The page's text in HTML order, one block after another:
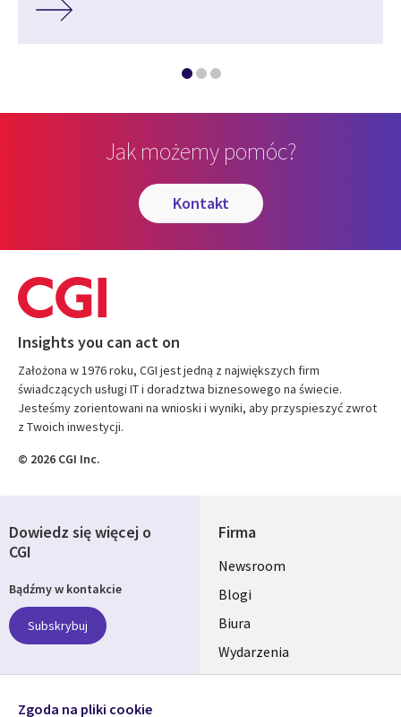
Jak możemy pomóc?
kontakt
Insights you can act on
Założona w 1976 roku, CGI jest jedną z największych firm
świadczących usługi IT i doradztwa biznesowego na świecie.
Jesteśmy zorientowani na wnioski i wyniki, aby przyspieszyć zwrot
z Twoich inwestycji.
© 2026 CGI Inc.
Firma
Useful
links
SECTIONS
POLSKA
Newsroom
Blogi
Biura
Wydarzenia
Dowiedz się więcej o
CGI
Bądźmy w kontakcie
Subskrybuj
Zgoda na pliki cookie